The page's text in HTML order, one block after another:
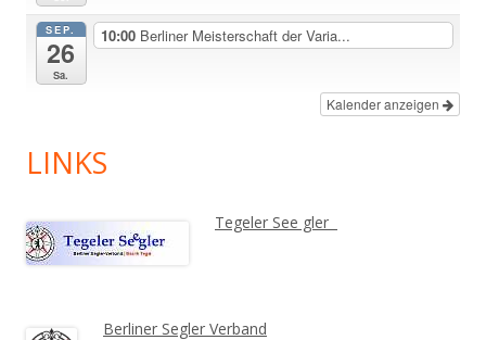
SEP.
26
Sa.
10:00 Berliner Meisterschaft der Varia...
Kalender anzeigen
LINKS
Tegeler See gler
Berliner Segler Verband